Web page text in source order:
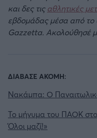
και δες τιςαθλητικές
εβδομάδας μέσα από
Gazzetta. Ακολούθησέ
ΔΙΑΒΑΣΕ ΑΚΟΜΗ:
Νακάμπα: Ο
Το μήνυμα του ΠΑΟΚ
Όλοι μαζί!»